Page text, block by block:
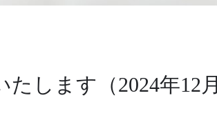
します（2024年12